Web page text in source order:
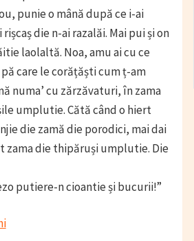
punie o mână după ce i-ai
die n-ai razalăi. Mai pui și on
laolaltă. Noa, amu ai cu ce
care le corățăști cum ț-am
numa’ cu zărzăvaturi, în zama
umplutie. Cătă când o hiert
die zamă die porodici, mai dai
zama die thipăruși umplutie. Die
putiere-n cioantie și bucurii!”